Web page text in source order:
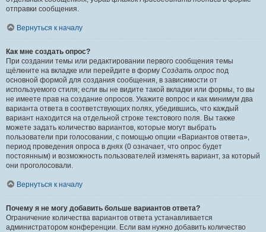
отправки сообщения.
Вернуться к началу
Как мне создать опрос?
При создании темы или редактировании первого сообщения темы
щёлкните на вкладке или перейдите в форму Создать опрос под
основной формой для создания сообщения, в зависимости от
используемого стиля; если вы не видите такой вкладки или формы, то вы
не имеете прав на создание опросов. Укажите вопрос и как минимум два
варианта ответа в соответствующих полях, убедившись, что каждый
вариант находится на отдельной строке текстового поля. Вы также
можете задать количество вариантов, которые могут выбрать
пользователи при голосовании, с помощью опции «Вариантов ответа»,
период проведения опроса в днях (0 означает, что опрос будет
постоянным) и возможность пользователей изменять вариант, за который
они проголосовали.
Вернуться к началу
Почему я не могу добавить больше вариантов ответа?
Ограничение количества вариантов ответа устанавливается
администратором конференции. Если вам нужно добавить количество